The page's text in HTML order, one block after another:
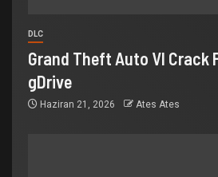
DLC
Grand Theft Auto VI Crack
gDrive
Haziran 21, 2026 Ates Ates